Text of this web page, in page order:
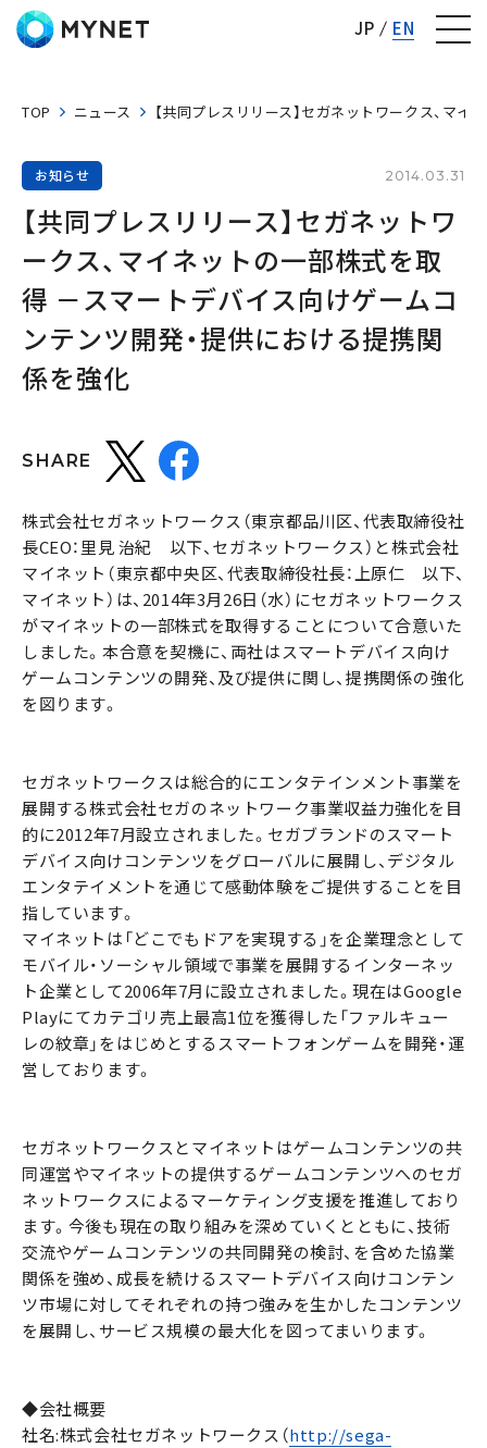
JP EN
TOP ニュース 【共同プレスリリース】セガネットワークス、マ
お知らせ 2014.03.31
【共同プレスリリース】セガネットワ
ークス、マイネットの一部株式を取
得 －スマートデバイス向けゲームコ
ンテンツ開発・提供における提携関
係を強化
SHARE
株式会社セガネットワークス（東京都品川区、代表取締役社
長CEO：里見 治紀 以下、セガネットワークス）と株式会社
マイネット（東京都中央区、代表取締役社長：上原仁 以下、
マイネット）は、2014年3月26日（水）にセガネットワークス
がマイネットの一部株式を取得することについて合意いた
しました。本合意を契機に、両社はスマートデバイス向け
ゲームコンテンツの開発、及び提供に関し、提携関係の強化
を図ります。
セガネットワークスは総合的にエンタテインメント事業を
展開する株式会社セガのネットワーク事業収益力強化を目
的に2012年7月設立されました。セガブランドのスマート
デバイス向けコンテンツをグローバルに展開し、デジタル
エンタテイメントを通じて感動体験をご提供することを目
指しています。
マイネットは「どこでもドアを実現する」を企業理念として
モバイル・ソーシャル領域で事業を展開するインターネッ
ト企業として2006年7月に設立されました。現在はGoogle
Playにてカテゴリ売上最高1位を獲得した「ファルキュー
レの紋章」をはじめとするスマートフォンゲームを開発・運
営しております。
セガネットワークスとマイネットはゲームコンテンツの共
同運営やマイネットの提供するゲームコンテンツへのセガ
ネットワークスによるマーケティング支援を推進しており
ます。今後も現在の取り組みを深めていくとともに、技術
交流やゲームコンテンツの共同開発の検討、を含めた協業
関係を強め、成長を続けるスマートデバイス向けコンテン
ツ市場に対してそれぞれの持つ強みを生かしたコンテンツ
を展開し、サービス規模の最大化を図ってまいります。
◆会社概要
社名:株式会社セガネットワークス（http://sega-